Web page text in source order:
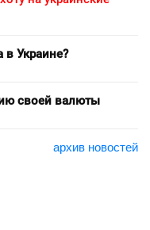
в Украине?
своей валюты
архив новостей